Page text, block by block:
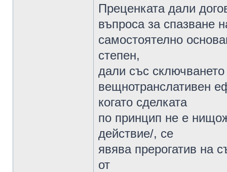
Преценката дали
въпроса за спазване
самостоятелно
степен,
дали със
вещнотранслативен
когато сделката
по принцип не е
действие/, се
явява прерогатив на
от